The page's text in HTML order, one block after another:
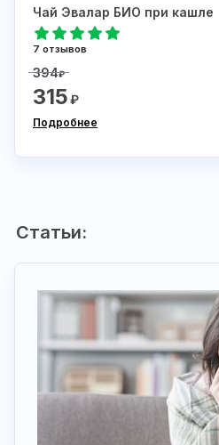
Чай Эвалар БИО при кашле
7 отзывов
394₽
315₽
Подробнее
Статьи: